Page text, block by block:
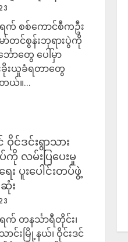
က် စစ်ကောင်စီကဦး
ာ်တင်စွန်းဘုရားပွဲကို
ောတွေ ပေါ်မှာ
းယူခံရတာတွေ
ယ်။...
င်ဒင်းရွာသား
လမ်းပြပေးမှု
ပူးပေါင်းတပ်ဖွဲ့
း
တနင်္သာရီတိုင်း၊
င်းမြို့နယ်၊ ဝိုင်းဒင်